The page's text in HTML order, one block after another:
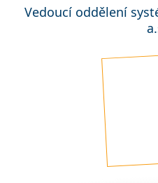
Vedoucí oddělení